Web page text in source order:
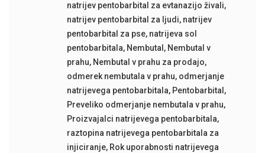
natrijev pentobarbital za evtanazijo živali,
natrijev pentobarbital za ljudi, natrijev
pentobarbital za pse, natrijeva sol
pentobarbitala, Nembutal , Nembutal v
prahu, Nembutal v prahu za prodajo,
odmerek nembutala v prahu, odmerjanje
natrijevega pentobarbitala, Pentobarbital ,
Preveliko odmerjanje nembutala v prahu,
Proizvajalci natrijevega pentobarbitala,
raztopina natrijevega pentobarbitala za
injiciranje, Rok uporabnosti natrijevega